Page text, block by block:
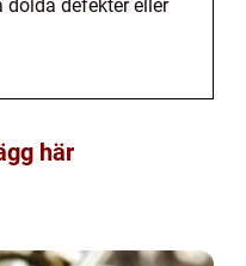
defekter eller
här